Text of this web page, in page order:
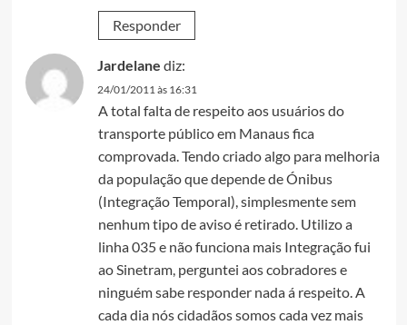
Responder
Jardelane diz:
24/01/2011 às 16:31
A total falta de respeito aos usuários do
transporte público em Manaus fica
comprovada. Tendo criado algo para melhoria
da população que depende de Ónibus
(Integração Temporal), simplesmente sem
nenhum tipo de aviso é retirado. Utilizo a
linha 035 e não funciona mais Integração fui
ao Sinetram, perguntei aos cobradores e
ninguém sabe responder nada á respeito. A
cada dia nós cidadãos somos cada vez mais